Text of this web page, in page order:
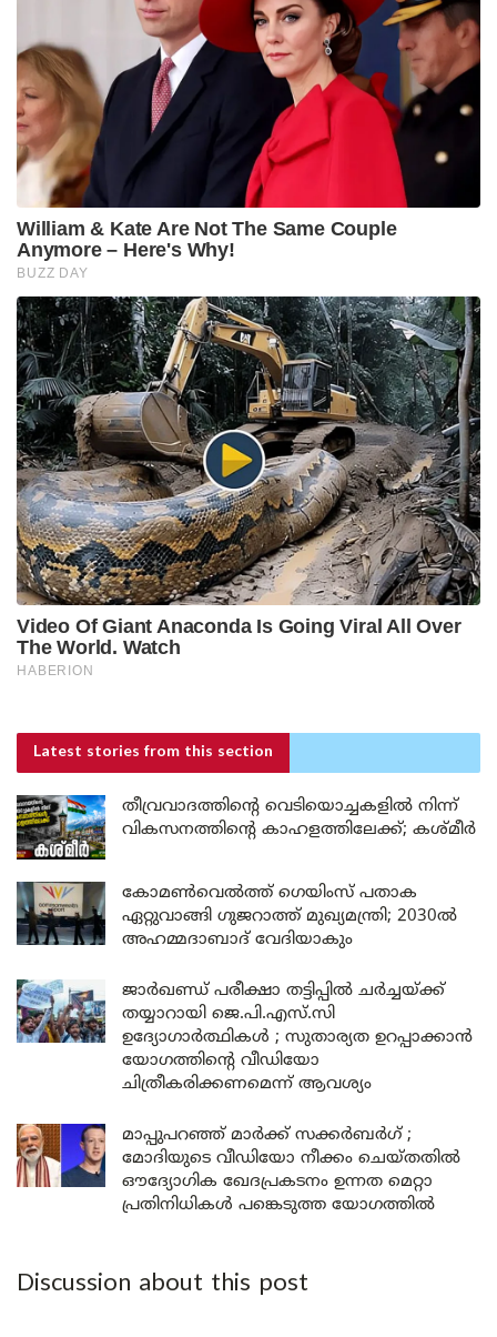
Latest stories from this section
തീവ്രവാദത്തിന്റെ വെടിയൊച്ചകളിൽ നിന്ന്
വികസനത്തിന്റെ കാഹളത്തിലേക്ക്; കശ്മീർ
കോമൺവെൽത്ത് ഗെയിംസ് പതാക
ഏറ്റുവാങ്ങി ഗുജറാത്ത് മുഖ്യമന്ത്രി; 2030ൽ
അഹമ്മദാബാദ് വേദിയാകും
ജാർഖണ്ഡ് പരീക്ഷാ തട്ടിപ്പിൽ ചർച്ചയ്ക്ക്
തയ്യാറായി ജെ.പി.എസ്.സി
ഉദ്യോഗാർത്ഥികൾ ; സുതാര്യത ഉറപ്പാക്കാൻ
യോഗത്തിന്റെ വീഡിയോ
ചിത്രീകരിക്കണമെന്ന് ആവശ്യം
മാപ്പുപറഞ്ഞ് മാർക്ക് സക്കർബർഗ് ;
മോദിയുടെ വീഡിയോ നീക്കം ചെയ്തതിൽ
ഔദ്യോഗിക ഖേദപ്രകടനം ഉന്നത മെറ്റാ
പ്രതിനിധികൾ പങ്കെടുത്ത യോഗത്തിൽ
Discussion about this post